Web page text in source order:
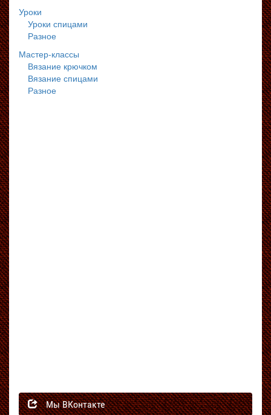
Уроки
Уроки спицами
Разное
Мастер-классы
Вязание крючком
Вязание спицами
Разное
Мы ВКонтакте